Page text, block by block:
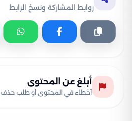
روابط المشاركة ونسخ الرابط
أبلغ عن المحتوى
أخطاء في المحتوى أو طلب حذف